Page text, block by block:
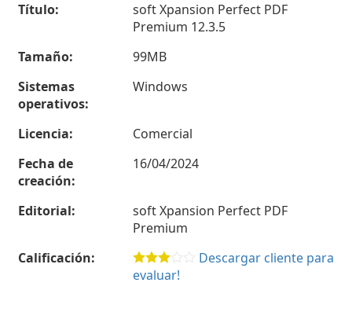
Título:
soft Xpansion Perfect PDF
Premium 12.3.5
Tamaño:
99MB
Sistemas
operativos:
Windows
Licencia:
Comercial
Fecha de
creación:
16/04/2024
Editorial:
soft Xpansion Perfect PDF
Premium
Calificación:
Descargar cliente para
evaluar!